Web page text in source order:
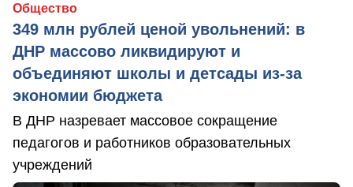
Общество
349 млн рублей ценой увольнений: в
ДНР массово ликвидируют и
объединяют школы и детсады из-за
экономии бюджета
В ДНР назревает массовое сокращение
педагогов и работников образовательных
учреждений